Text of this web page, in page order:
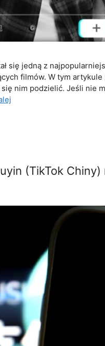
się jedną z
filmów. W tym
się nim podzielić. Jeśli nie
(TikTok